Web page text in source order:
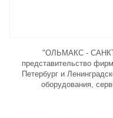
"ОЛЬМАКС -
представительство
Петербург и
оборудования,